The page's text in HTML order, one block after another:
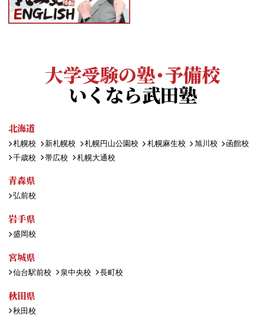
大学受験の塾・予備校
いくなら武田塾
北海道
札幌校 新札幌校 札幌円山公園校 札幌麻生校 旭川校
函館校
千歳校
帯広校 札幌大通校
青森県
弘前校
岩手県
盛岡校
宮城県
仙台駅前校 泉中央校 長町校
秋田県
秋田校